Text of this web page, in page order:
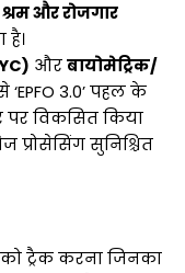
श्रम और रोजगार
है।
और बायोमेट्रिक/
3.0’ पहल के
पर विकसित किया
प्रोसेसिंग सुनिश्चित
ट्रैक करना जिनका